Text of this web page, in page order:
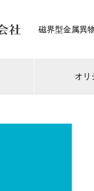
磁界型金属異
オリ